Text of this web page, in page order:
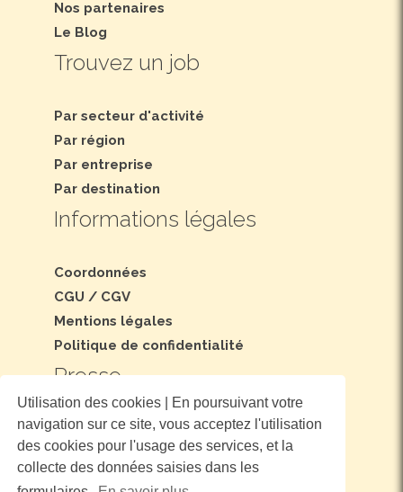
Utilisation des cookies | En poursuivant votre
navigation sur ce site, vous acceptez l'utilisation
des cookies pour l'usage des services, et la
collecte des données saisies dans les
Nos partenaires
Le Blog
Trouvez un job
Par secteur d'activité
Par région
Par entreprise
Par destination
Informations légales
Coordonnées
CGU / CGV
Mentions légales
Politique de confidentialité
Presse
Dossier et communiqué de presse
Nous suivre